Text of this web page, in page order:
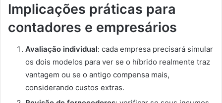
Implicações práticas para
contadores e empresários
Avaliação individual: cada empresa precisará simular
os dois modelos para ver se o híbrido realmente traz
vantagem ou se o antigo compensa mais,
considerando custos extras.